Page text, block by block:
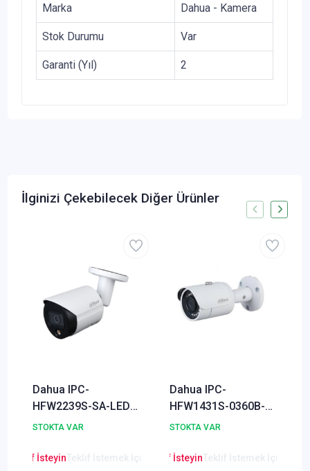
Marka Dahua - Kamera
Stok Durumu Var
Garanti (Yıl) 2
İlginizi Çekebilecek Diğer Ürünler
Dahua IPC-
HFW2239S-SA-LED-
0360B-S2 2
Color İP Güvenlik
STOKTA VAR
Teklif İsteyin Teklif İstemek İçin Tıklayınız
Dahua IPC-
HFW1431S-0360B-
S4 4MP İP Güvenlik
STOKTA VAR
Lütfen Teklif İsteyin